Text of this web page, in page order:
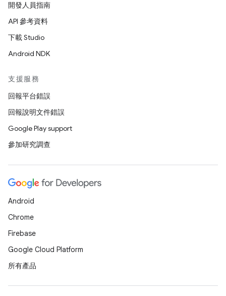
開發人員指南
API 參考資料
下載 Studio
Android NDK
支援服務
回報平台錯誤
回報說明文件錯誤
Google Play support
參加研究調查
Android
Chrome
Firebase
Google Cloud Platform
所有產品